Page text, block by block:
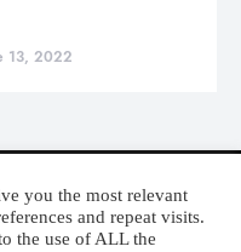
13, 2022
you the most relevant
and repeat visits.
the use of ALL the